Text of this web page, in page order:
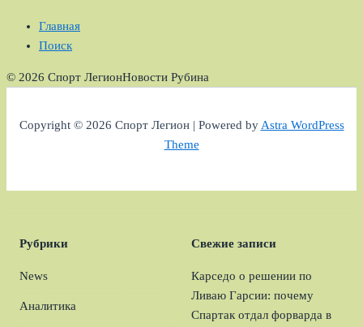
Главная
Поиск
© 2026 Спорт ЛегионНовости Рубина
Copyright © 2026 Спорт Легион | Powered byAstra WordPress
Theme
Рубрики
News
Аналитика
Свежие записи
Карседо о решении по
Ливаю Гарсии: почему
Спартак отдал форварда в